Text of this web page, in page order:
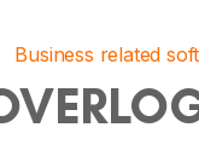
Business related